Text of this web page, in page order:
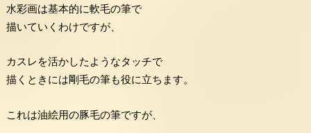
水彩画は基本的に軟毛の筆で
描いていくわけですが、
カスレを活かしたようなタッチで
描くときには剛毛の筆も役に立ちます。
これは油絵用の豚毛の筆ですが、